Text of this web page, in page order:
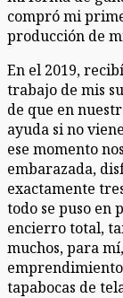
compró mi
producción de
En el 2019,
trabajo de mis
de que en
ayuda si no
ese momento
embarazada,
exactamente
todo se puso en
encierro total,
muchos, para
tapabocas de